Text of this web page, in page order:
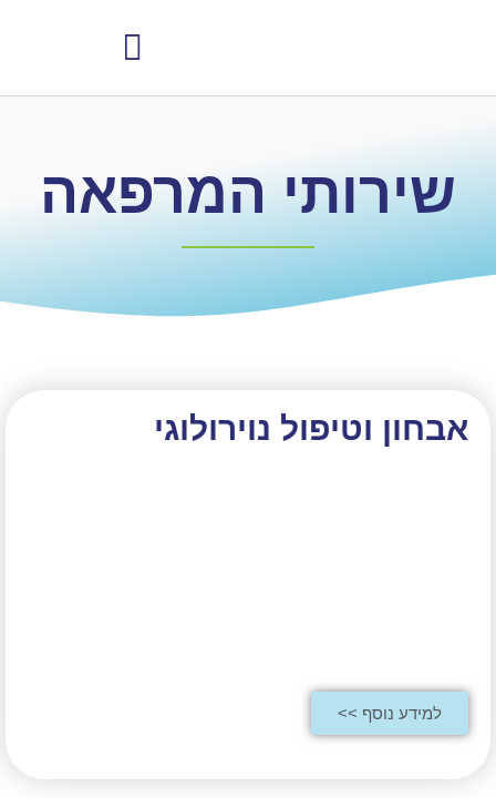
שירותי המרפאה
אבחון וטיפול נוירולוגי
למידע נוסף >>